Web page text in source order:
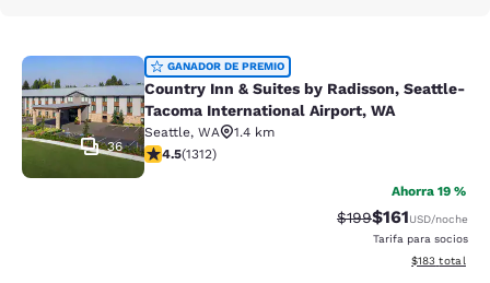
Country Inn & Suites by Radisson,
36
GANADOR DE PREMIO
Country Inn & Suites by Radisson, Seattle-
Tacoma International Airport, WA
Seattle, WA
1.4 km
Calificación de 4.45 estrellas. Excelente. 1312 reseñas
4.5(1312)
Ahorra 19 %
Tarifa tachada:
$199Tarifa reducida:
$161USD/noche
Tarifa para socios
Ver detalles
$183 total